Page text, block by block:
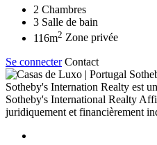
2 Chambres
3 Salle de bain
116m2 Zone privée
Se connecter Contact
Sotheby's Internation Realty est
Sotheby's International Realty
juridiquement et financièrement